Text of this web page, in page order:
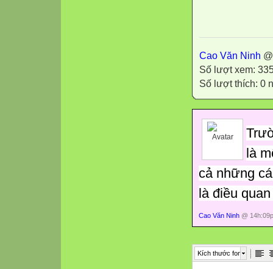
Cao Văn Ninh
Số lượt xem:
Số lượt thích: 0
là
cả những
là điều
Cao Văn Ninh @
Kích thước font